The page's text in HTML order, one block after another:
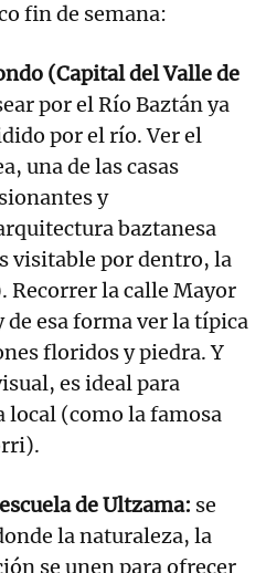
fin de semana:
(Capital del Valle de
por el Río Baztán ya
por el río. Ver el
una de las casas
y
baztanesa
visitable por dentro, la
Recorrer la calle Mayor
de esa forma ver la típica
floridos y piedra. Y
es ideal para
(como la famosa
de Ultzama: se
la naturaleza, la
se unen para ofrecer